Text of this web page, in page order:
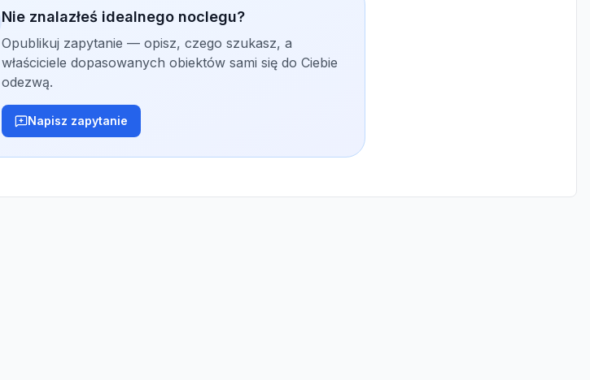
Nie znalazłeś idealnego noclegu?
Opublikuj zapytanie — opisz, czego szukasz, a
właściciele dopasowanych obiektów sami się do Ciebie
odezwą.
Napisz zapytanie